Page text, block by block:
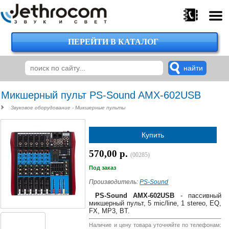
375
224-
00-
00
375
620-
ПЕРЕЙТИ В КАТАЛОГ
Микшерный пульт PS-Sound AMX-602USB
Звуковое оборудование - Микшерные пульты
Купить
570,00 р.(00285)
Под заказ
Производитель:PS-Sound
PS-Sound AMX-602USB - пассивный
микшерный пульт, 5 mic/line, 1 stereo, EQ,
FX, MP3, BT.
Наличие и цену товара уточняйте по телефонам: